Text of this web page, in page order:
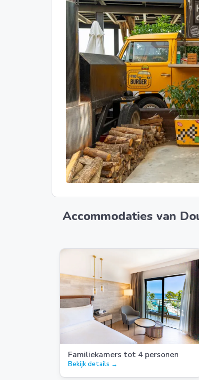
Accommodaties van
Familiekamers tot 4 personen
Bekijk details →